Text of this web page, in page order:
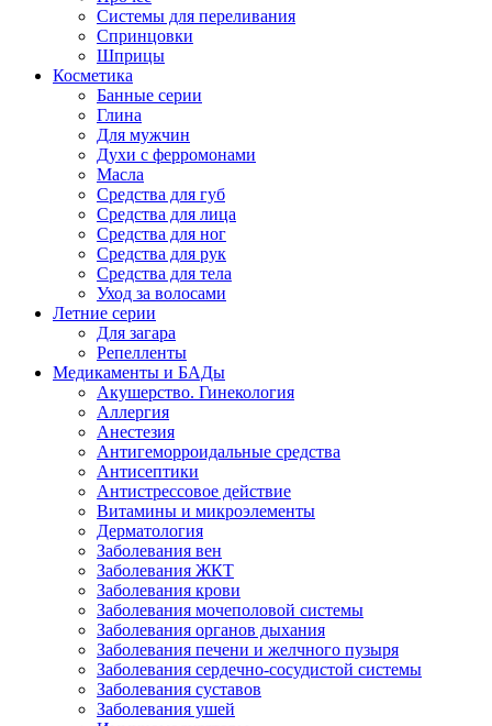
Системы для переливания
Спринцовки
Шприцы
Косметика
Банные серии
Глина
Для мужчин
Духи с ферромонами
Масла
Средства для губ
Средства для лица
Средства для ног
Средства для рук
Средства для тела
Уход за волосами
Летние серии
Для загара
Репелленты
Медикаменты и БАДы
Акушерство. Гинекология
Аллергия
Анестезия
Антигеморроидальные средства
Антисептики
Антистрессовое действие
Витамины и микроэлементы
Дерматология
Заболевания вен
Заболевания ЖКТ
Заболевания крови
Заболевания мочеполовой системы
Заболевания органов дыхания
Заболевания печени и желчного пузыря
Заболевания сердечно-сосудистой системы
Заболевания суставов
Заболевания ушей